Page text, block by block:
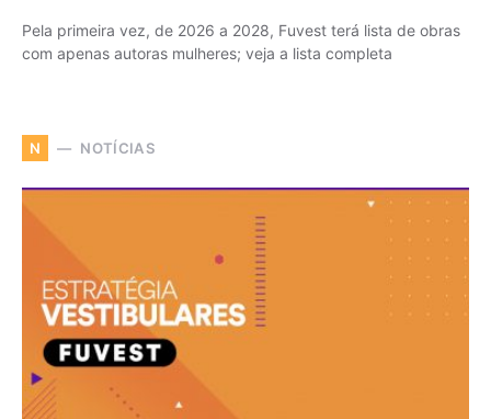
Pela primeira vez, de 2026 a 2028, Fuvest terá lista de obras
com apenas autoras mulheres; veja a lista completa
N NOTÍCIAS